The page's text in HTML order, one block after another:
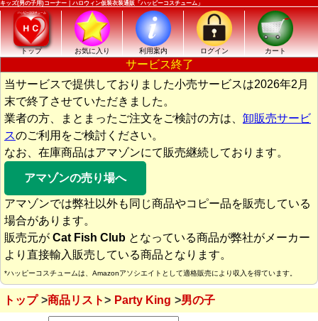
キッズ(男の子用)コーナー｜ハロウィン仮装衣装通販「ハッピーコスチューム」
トップ お気に入り 利用案内 ログイン カート
サービス終了
当サービスで提供しておりました小売サービスは2026年2月
末で終了させていただきました。
業者の方、まとまったご注文をご検討の方は、 卸販売サービ
スのご利用をご検討ください。
なお、在庫商品はアマゾンにて販売継続しております。
アマゾンの売り場へ
アマゾンでは弊社以外も同じ商品やコピー品を販売している
場合があります。
販売元が Cat Fish Club となっている商品が弊社がメーカー
より直接輸入販売している商品となります。
*ハッピーコスチュームは、Amazonアソシエイトとして適格販売により収入を得ています。
トップ 商品リスト Party King 男の子